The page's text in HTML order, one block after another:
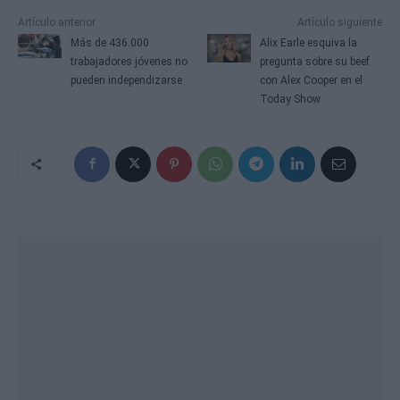
Artículo anterior
Más de 436.000
trabajadores jóvenes no
pueden independizarse
Artículo siguiente
Alix Earle esquiva la
pregunta sobre su beef
con Alex Cooper en el
Today Show